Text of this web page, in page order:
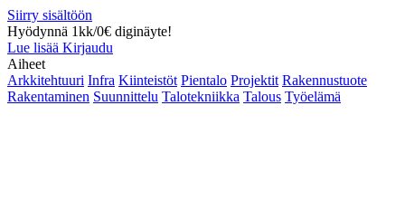
Siirry sisältöön
Hyödynnä 1kk/0€ diginäyte!
Lue lisää Kirjaudu
Aiheet
Arkkitehtuuri Infra Kiinteistöt Pientalo Projektit Rakennustuote
Rakentaminen Suunnittelu Talotekniikka Talous Työelämä